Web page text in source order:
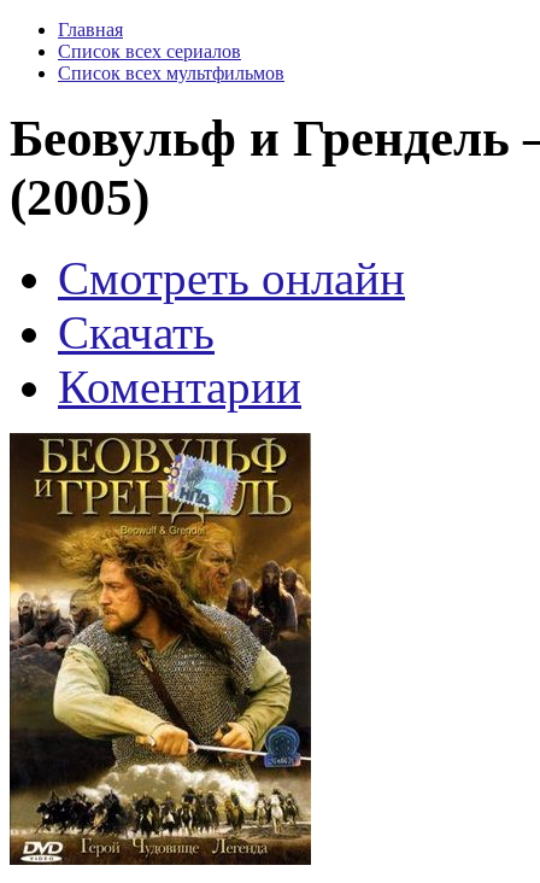
Главная
Список всех сериалов
Список всех мультфильмов
Беовульф и
(2005)
Смотреть онлайн
Скачать
Коментарии